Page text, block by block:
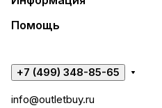
Помощь
+7 (499) 348-85-65
info@outletbuy.ru